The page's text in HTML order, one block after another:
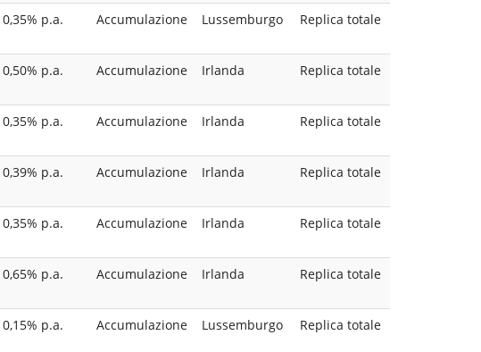
0,35% p.a. Accumulazione Lussemburgo Replica totale
0,50% p.a. Accumulazione Irlanda Replica totale
0,35% p.a. Accumulazione Irlanda Replica totale
0,39% p.a. Accumulazione Irlanda Replica totale
0,35% p.a. Accumulazione Irlanda Replica totale
0,65% p.a. Accumulazione Irlanda Replica totale
0,15% p.a. Accumulazione Lussemburgo Replica totale